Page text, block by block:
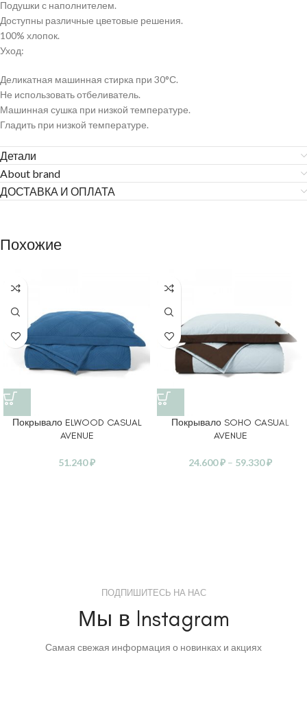
Подушки с наполнителем.
Доступны различные цветовые решения.
100% хлопок.
Уход:
Деликатная машинная стирка при 30°С.
Не использовать отбеливатель.
Машинная сушка при низкой температуре.
Гладить при низкой температуре.
Детали
About brand
ДОСТАВКА И ОПЛАТА
Похожие
Покрывало ELWOOD CASUAL
AVENUE
51.240₽
Покрывало SOHO CASUAL
AVENUE
24.600₽ – 59.330₽
ПОДПИШИТЕСЬ НА НАС
Мы в Instagram
Самая свежая информация о новинках и акциях